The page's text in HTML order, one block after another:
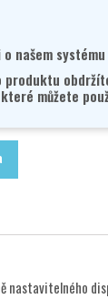
našem
produktu
můžete
nastavitelného